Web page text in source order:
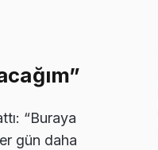
“Buraya
gün daha